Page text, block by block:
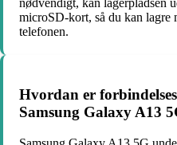
nødvendigt, kan lagerpladsen
microSD-kort, så du kan lagre
telefonen.
Hvordan er
Samsung Galaxy A13